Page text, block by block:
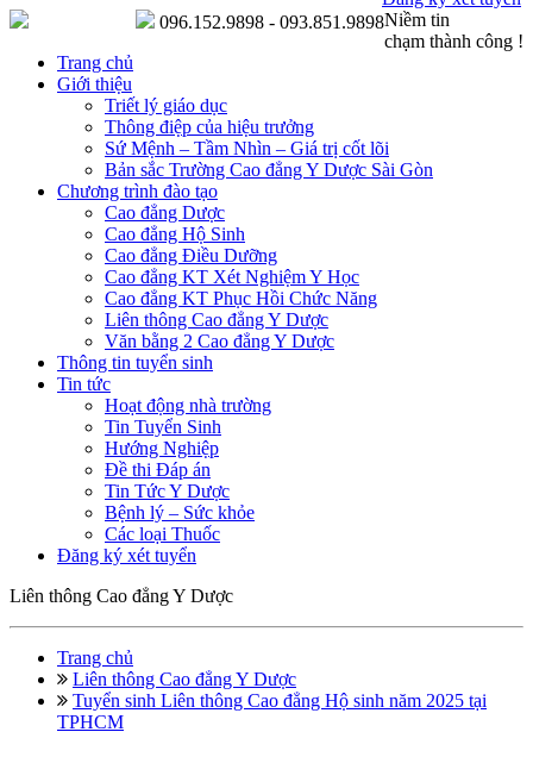
Niềm tin
chạm thành công !
096.152.9898 - 093.851.9898
Trang chủ
Giới thiệu
Triết lý giáo dục
Thông điệp của hiệu trưởng
Sứ Mệnh – Tầm Nhìn – Giá trị cốt lõi
Bản sắc Trường Cao đẳng Y Dược Sài Gòn
Chương trình đào tạo
Cao đẳng Dược
Cao đẳng Hộ Sinh
Cao đẳng Điều Dưỡng
Cao đẳng KT Xét Nghiệm Y Học
Cao đẳng KT Phục Hồi Chức Năng
Liên thông Cao đẳng Y Dược
Văn bằng 2 Cao đẳng Y Dược
Thông tin tuyển sinh
Tin tức
Hoạt động nhà trường
Tin Tuyển Sinh
Hướng Nghiệp
Đề thi Đáp án
Tin Tức Y Dược
Bệnh lý – Sức khỏe
Các loại Thuốc
Đăng ký xét tuyển
Liên thông Cao đẳng Y Dược
Trang chủ
Liên thông Cao đẳng Y Dược
Tuyển sinh Liên thông Cao đẳng Hộ sinh năm 2025 tại
TPHCM